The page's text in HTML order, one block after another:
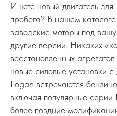
Ищете новый двигатель
пробега? В нашем
заводские моторы под
другие версии. Никаких
восстановленных
новые силовые установки
Logan встречаются
включая популярные
более поздние